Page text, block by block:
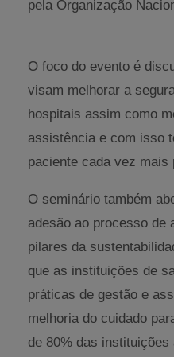
pela Organização
O foco do evento é
visam melhorar a
hospitais assim como
assistência e com isso
paciente cada vez mais
O seminário também
adesão ao processo de
pilares da
que as instituições de
práticas de gestão e
melhoria do cuidado
de 80% das